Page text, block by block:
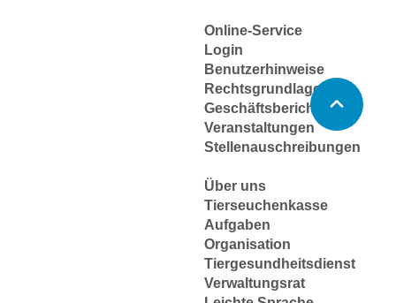
Online-Service
Login
Benutzerhinweise
Rechtsgrundlagen
Geschäftsbericht
Veranstaltungen
Stellenauschreibungen
Über uns
Tierseuchenkasse
Aufgaben
Organisation
Tiergesundheitsdienst
Verwaltungsrat